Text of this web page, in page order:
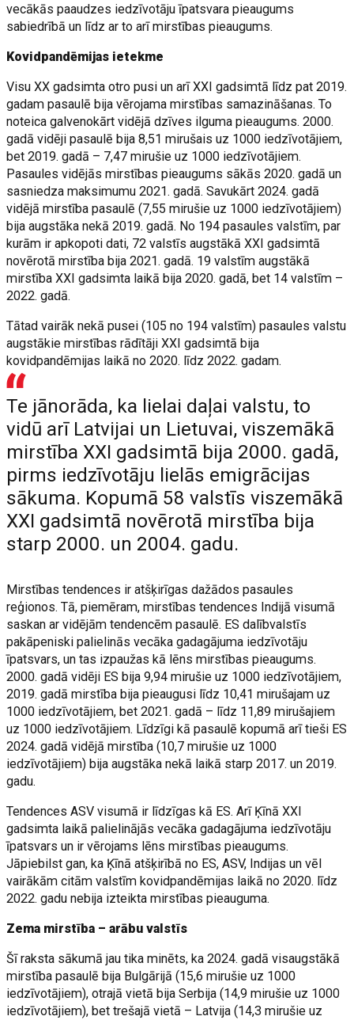
vecākās paaudzes iedzīvotāju īpatsvara pieaugums
sabiedrībā un līdz ar to arī mirstības pieaugums.
Kovidpandēmijas ietekme
Visu XX gadsimta otro pusi un arī XXI gadsimtā līdz pat 2019.
gadam pasaulē bija vērojama mirstības samazināšanas. To
noteica galvenokārt vidējā dzīves ilguma pieaugums. 2000.
gadā vidēji pasaulē bija 8,51 mirušais uz 1000 iedzīvotājiem,
bet 2019. gadā – 7,47 mirušie uz 1000 iedzīvotājiem.
Pasaules vidējās mirstības pieaugums sākās 2020. gadā un
sasniedza maksimumu 2021. gadā. Savukārt 2024. gadā
vidējā mirstība pasaulē (7,55 mirušie uz 1000 iedzīvotājiem)
bija augstāka nekā 2019. gadā. No 194 pasaules valstīm, par
kurām ir apkopoti dati, 72 valstīs augstākā XXI gadsimtā
novērotā mirstība bija 2021. gadā. 19 valstīm augstākā
mirstība XXI gadsimta laikā bija 2020. gadā, bet 14 valstīm –
2022. gadā.
Tātad vairāk nekā pusei (105 no 194 valstīm) pasaules valstu
augstākie mirstības rādītāji XXI gadsimtā bija
kovidpandēmijas laikā no 2020. līdz 2022. gadam.
Te jānorāda, ka lielai daļai valstu, to
vidū arī Latvijai un Lietuvai, viszemākā
mirstība XXI gadsimtā bija 2000. gadā,
pirms iedzīvotāju lielās emigrācijas
sākuma. Kopumā 58 valstīs viszemākā
XXI gadsimtā novērotā mirstība bija
starp 2000. un 2004. gadu.
Mirstības tendences ir atšķirīgas dažādos pasaules
reģionos. Tā, piemēram, mirstības tendences Indijā visumā
saskan ar vidējām tendencēm pasaulē. ES dalībvalstīs
pakāpeniski palielinās vecāka gadagājuma iedzīvotāju
īpatsvars, un tas izpaužas kā lēns mirstības pieaugums.
2000. gadā vidēji ES bija 9,94 mirušie uz 1000 iedzīvotājiem,
2019. gadā mirstība bija pieaugusi līdz 10,41 mirušajam uz
1000 iedzīvotājiem, bet 2021. gadā – līdz 11,89 mirušajiem
uz 1000 iedzīvotājiem. Līdzīgi kā pasaulē kopumā arī tieši ES
2024. gadā vidējā mirstība (10,7 mirušie uz 1000
iedzīvotājiem) bija augstāka nekā laikā starp 2017. un 2019.
gadu.
Tendences ASV visumā ir līdzīgas kā ES. Arī Ķīnā XXI
gadsimta laikā palielinājās vecāka gadagājuma iedzīvotāju
īpatsvars un ir vērojams lēns mirstības pieaugums.
Jāpiebilst gan, ka Ķīnā atšķirībā no ES, ASV, Indijas un vēl
vairākām citām valstīm kovidpandēmijas laikā no 2020. līdz
2022. gadu nebija izteikta mirstības pieauguma.
Zema mirstība – arābu valstīs
Šī raksta sākumā jau tika minēts, ka 2024. gadā visaugstākā
mirstība pasaulē bija Bulgārijā (15,6 mirušie uz 1000
iedzīvotājiem), otrajā vietā bija Serbija (14,9 mirušie uz 1000
iedzīvotājiem), bet trešajā vietā – Latvija (14,3 mirušie uz